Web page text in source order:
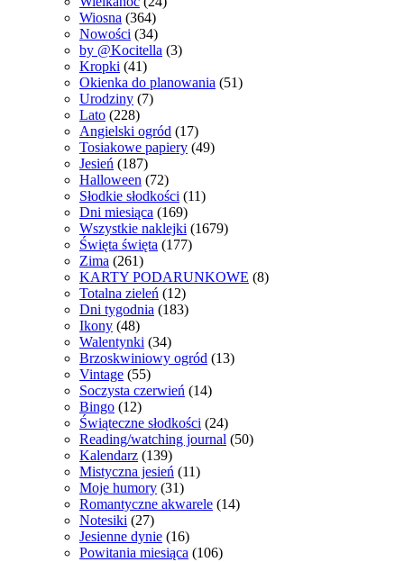
Wiosna (364)
Nowości (34)
by @Kocitella (3)
Kropki (41)
Okienka do planowania (51)
Urodziny (7)
Lato (228)
Angielski ogród (17)
Tosiakowe papiery (49)
Jesień (187)
Halloween (72)
Słodkie słodkości (11)
Dni miesiąca (169)
Wszystkie naklejki (1679)
Święta święta (177)
Zima (261)
KARTY PODARUNKOWE (8)
Totalna zieleń (12)
Dni tygodnia (183)
Ikony (48)
Walentynki (34)
Brzoskwiniowy ogród (13)
Vintage (55)
Soczysta czerwień (14)
Bingo (12)
Świąteczne słodkości (24)
Reading/watching journal (50)
Kalendarz (139)
Mistyczna jesień (11)
Moje humory (31)
Romantyczne akwarele (14)
Notesiki (27)
Jesienne dynie (16)
Powitania miesiąca (106)